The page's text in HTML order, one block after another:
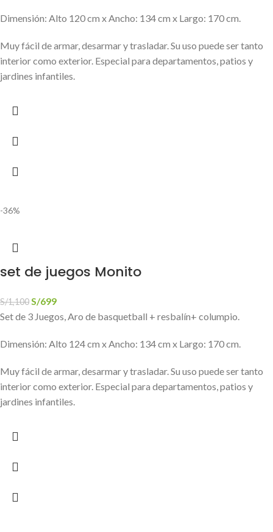
Dimensión: Alto 120 cm x Ancho: 134 cm x Largo: 170 cm.
Muy fácil de armar, desarmar y trasladar. Su uso puede ser tanto
interior como exterior. Especial para departamentos, patios y
jardines infantiles.
-36%
set de juegos Monito
S/1,100 S/699
Set de 3 Juegos, Aro de basquetball + resbalín+ columpio.
Dimensión: Alto 124 cm x Ancho: 134 cm x Largo: 170 cm.
Muy fácil de armar, desarmar y trasladar. Su uso puede ser tanto
interior como exterior. Especial para departamentos, patios y
jardines infantiles.